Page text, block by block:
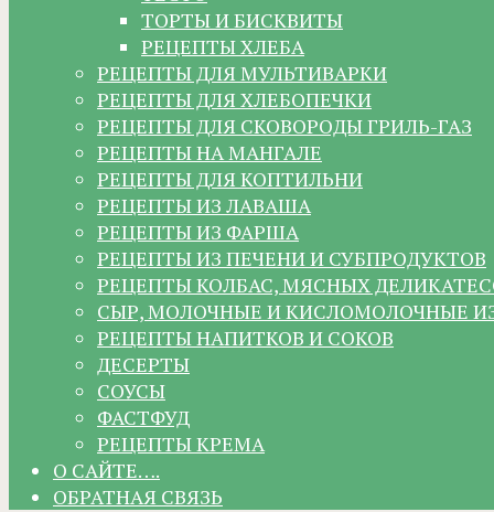
ТОРТЫ И БИСКВИТЫ
РЕЦЕПТЫ ХЛЕБА
РЕЦЕПТЫ ДЛЯ МУЛЬТИВАРКИ
РЕЦЕПТЫ ДЛЯ ХЛЕБОПЕЧКИ
РЕЦЕПТЫ ДЛЯ СКОВОРОДЫ ГРИЛЬ-ГАЗ
РЕЦЕПТЫ НА МАНГАЛЕ
РЕЦЕПТЫ ДЛЯ КОПТИЛЬНИ
РЕЦЕПТЫ ИЗ ЛАВАША
РЕЦЕПТЫ ИЗ ФАРША
РЕЦЕПТЫ ИЗ ПЕЧЕНИ И СУБПРОДУКТОВ
РЕЦЕПТЫ КОЛБАС, МЯСНЫХ
СЫР, МОЛОЧНЫЕ И КИСЛОМОЛОЧНЫЕ
РЕЦЕПТЫ НАПИТКОВ И СОКОВ
ДЕСЕРТЫ
СОУСЫ
ФАСТФУД
РЕЦЕПТЫ КРЕМА
О САЙТЕ….
ОБРАТНАЯ СВЯЗЬ